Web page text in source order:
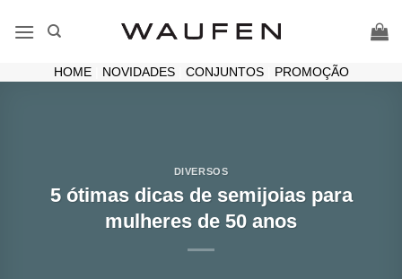
HOME| NOVIDADES| CONJUNTOS| PROMOÇÃO
DIVERSOS
5 ótimas dicas de semijoias para
mulheres de 50 anos